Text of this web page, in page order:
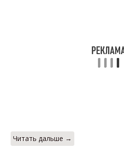
Читать дальше →